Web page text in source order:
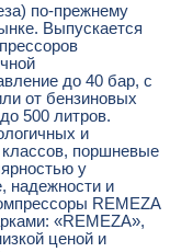
по-прежнему
Выпускается
до 40 бар, с
от бензиновых
500 литров.
и
классов, поршневые
у
надежности и
REMEZA
«REMEZA»,
ценой и